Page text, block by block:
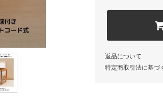
返品について
特定商取引法に基づ